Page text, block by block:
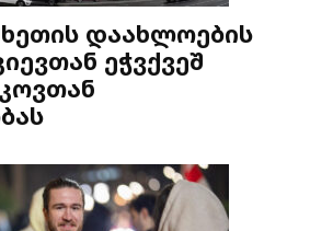
დაახლოების
ეჭვქვეშ